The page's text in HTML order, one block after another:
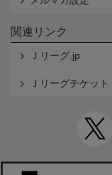
関連リンク
Ｊリーグ.jp
Ｊリーグチケット